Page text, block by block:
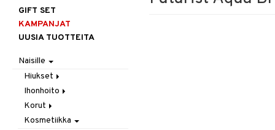
GIFT SET
KAMPANJAT
UUSIA TUOTTEITA
Naisille
Hiukset
Gift Set
Harjat / Kammat
Hiuskuurit
Ihonhoito
Aurinkotuotteet
Erikoistuotteet
Korut
Kaulakorut
Kosmetiikka